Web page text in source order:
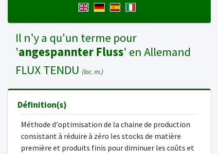
Il n'y a qu'un terme pour
'angespannter Fluss' en Allemand
FLUX TENDU (loc. m.)
Définition(s)
Méthode d'optimisation de la chaine de production
consistant à réduire à zéro les stocks de matière
première et produits finis pour diminuer les coûts et